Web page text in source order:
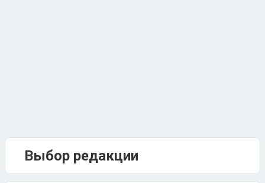
Выбор редакции